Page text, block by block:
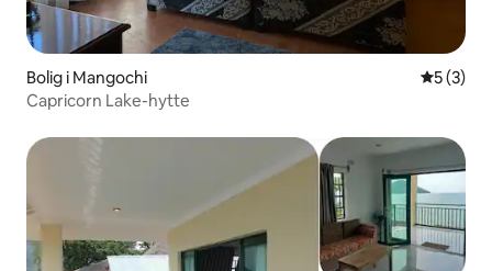
Bolig i Mangochi 5 ud af 5
5 (3)
Capricorn Lake-hytte